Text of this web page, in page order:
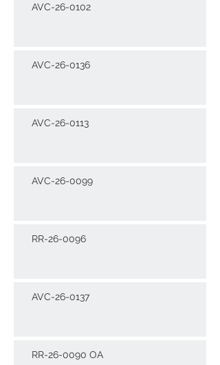
AVC-26-0102
AVC-26-0136
AVC-26-0113
AVC-26-0099
RR-26-0096
AVC-26-0137
RR-26-0090 OA